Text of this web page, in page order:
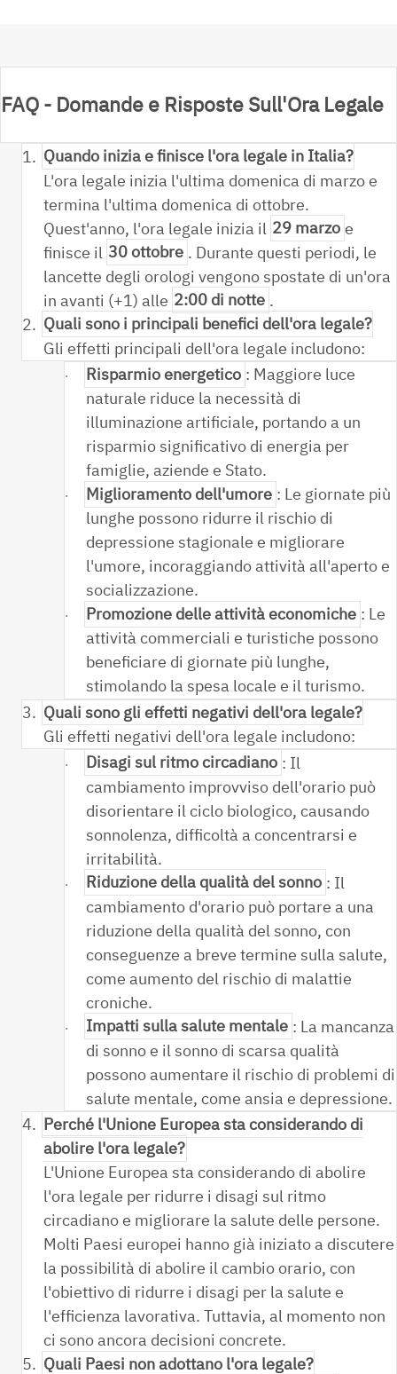
FAQ - Domande e Risposte Sull'Ora Legale
1. Quando inizia e finisce l'ora legale in Italia?
L'ora legale inizia l'ultima domenica di marzo e
termina l'ultima domenica di ottobre.
Quest'anno, l'ora legale inizia il 29 marzoe
finisce il 30 ottobre . Durante questi periodi, le
lancette degli orologi vengono spostate di un'ora
in avanti (+1) alle 2:00 di notte .
2. Quali sono i principali benefici dell'ora legale?
Gli effetti principali dell'ora legale includono:
· Risparmio energetico : Maggiore luce
naturale riduce la necessità di
illuminazione artificiale, portando a un
risparmio significativo di energia per
famiglie, aziende e Stato.
· Miglioramento dell'umore : Le giornate più
lunghe possono ridurre il rischio di
depressione stagionale e migliorare
l'umore, incoraggiando attività all'aperto e
socializzazione.
· Promozione delle attività economiche : Le
attività commerciali e turistiche possono
beneficiare di giornate più lunghe,
stimolando la spesa locale e il turismo.
3. Quali sono gli effetti negativi dell'ora legale?
Gli effetti negativi dell'ora legale includono:
· Disagi sul ritmo circadiano : Il
cambiamento improvviso dell'orario può
disorientare il ciclo biologico, causando
sonnolenza, difficoltà a concentrarsi e
irritabilità.
· Riduzione della qualità del sonno : Il
cambiamento d'orario può portare a una
riduzione della qualità del sonno, con
conseguenze a breve termine sulla salute,
come aumento del rischio di malattie
croniche.
· Impatti sulla salute mentale : La mancanza
di sonno e il sonno di scarsa qualità
possono aumentare il rischio di problemi di
salute mentale, come ansia e depressione.
4. Perché l'Unione Europea sta considerando di
abolire l'ora legale?
L'Unione Europea sta considerando di abolire
l'ora legale per ridurre i disagi sul ritmo
circadiano e migliorare la salute delle persone.
Molti Paesi europei hanno già iniziato a discutere
la possibilità di abolire il cambio orario, con
l'obiettivo di ridurre i disagi per la salute e
l'efficienza lavorativa. Tuttavia, al momento non
ci sono ancora decisioni concrete.
5. Quali Paesi non adottano l'ora legale?